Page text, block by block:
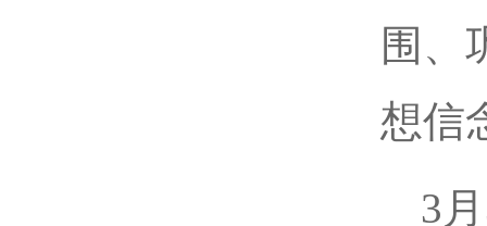
围、
想信
3